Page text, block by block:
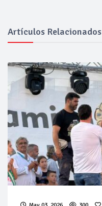
Artículos Relacionados